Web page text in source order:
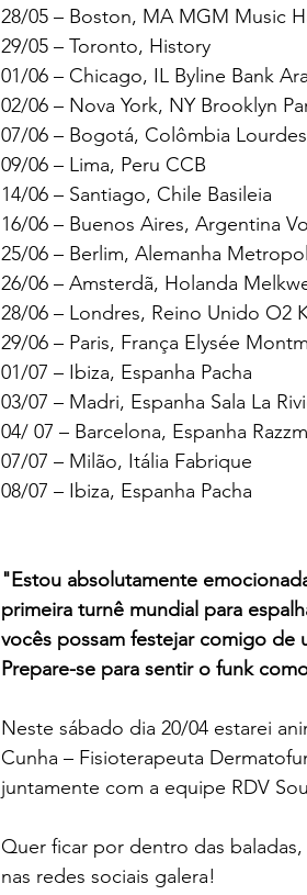
28/05 – Boston, MA MGM Music
29/05 – Toronto, History
01/06 – Chicago, IL Byline Bank
02/06 – Nova York, NY Brooklyn
07/06 – Bogotá, Colômbia Lourdes
09/06 – Lima, Peru CCB
14/06 – Santiago, Chile Basileia
16/06 – Buenos Aires, Argentina
25/06 – Berlim, Alemanha Metropol
26/06 – Amsterdã, Holanda
28/06 – Londres, Reino Unido O2
29/06 – Paris, França Elysée
01/07 – Ibiza, Espanha Pacha
03/07 – Madri, Espanha Sala La
04/ 07 – Barcelona, ​​Espanha
07/07 – Milão, Itália Fabrique
08/07 – Ibiza, Espanha Pacha
"Estou absolutamente
primeira turnê mundial para
vocês possam festejar comigo de
Prepare-se para sentir o funk
Neste sábado dia 20/04 estarei
Cunha – Fisioterapeuta
juntamente com a equipe RDV
Quer ficar por dentro das
nas redes sociais galera!